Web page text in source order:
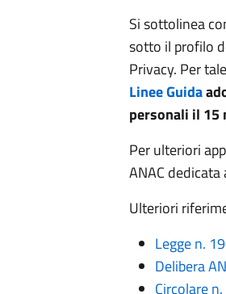
Si sottolinea
sotto il profilo
Privacy. Per
Linee Guida
personali il 15
Per ulteriori
ANAC dedicata
Ulteriori
Legge n.
Delibera
Circolare